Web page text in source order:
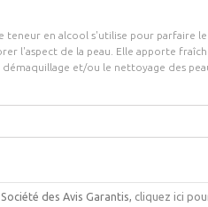
teneur en alcool s'utilise pour parfaire
l'aspect de la peau. Elle apporte
et/ou le nettoyage des
des Avis Garantis, cliquez ici